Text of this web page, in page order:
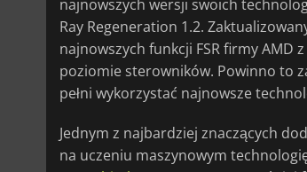
najnowszych wersji swoich
Ray Regeneration 1.2.
najnowszych funkcji FSR firmy AMD
poziomie sterowników. Powinno to
pełni wykorzystać najnowsze
Jednym z najbardziej znaczących
na uczeniu maszynowym